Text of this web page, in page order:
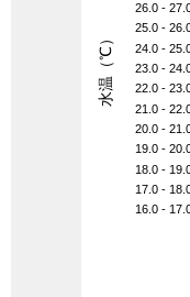
26.0 -
25.0 -
24.0 -
23.0 -
22.0 -
21.0 -
20.0 -
19.0 -
18.0 -
17.0 -
16.0 -
水温（℃）